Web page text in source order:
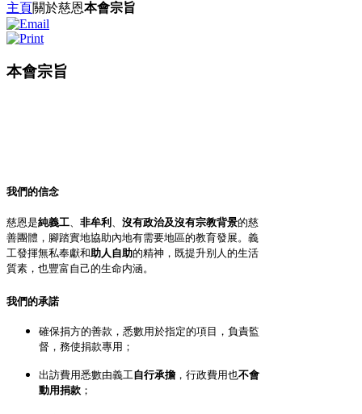
主頁關於慈恩本會宗旨
本會宗旨
我們的信念
慈恩是純義工 非牟利 沒有政治及沒有宗教背景的慈
善團體，腳踏實地協助內地有需要地區的教育發展。義
工發揮無私奉獻和 助人自助的精神，既提升别人的生活
質素，也豐富自己的生命内涵。
我們的承諾
確保捐方的善款，悉數用於指定的項目，負責監
督，務使捐款專用 ；
出訪費用悉數由義工自行承擔 ，行政費用也不會
動用捐款 ；